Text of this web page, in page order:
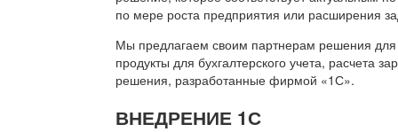
по мере роста предприятия или расширения
Мы предлагаем своим партнерам решения для
продукты для бухгалтерского учета, расчета
решения, разработанные фирмой «1С».
ВНЕДРЕНИЕ 1С